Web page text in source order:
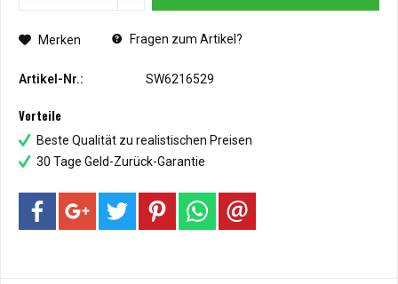
Merken Fragen zum Artikel?
Artikel-Nr.: SW6216529
Vorteile
Beste Qualität zu realistischen Preisen
30 Tage Geld-Zurück-Garantie